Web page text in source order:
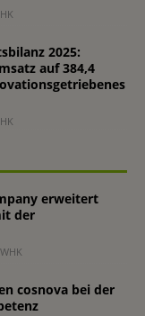
2025:
auf 384,4
erweitert
der
cosnova bei der